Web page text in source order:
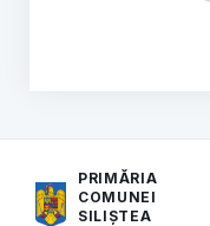
PRIMĂRIA
COMUNEI
SILIȘTEA